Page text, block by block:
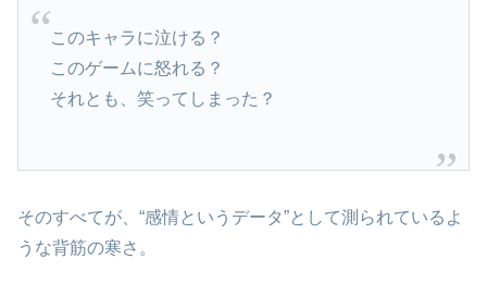
このキャラに泣ける？
このゲームに怒れる？
それとも、笑ってしまった？
そのすべてが、“感情というデータ”として測られているよ
うな背筋の寒さ。